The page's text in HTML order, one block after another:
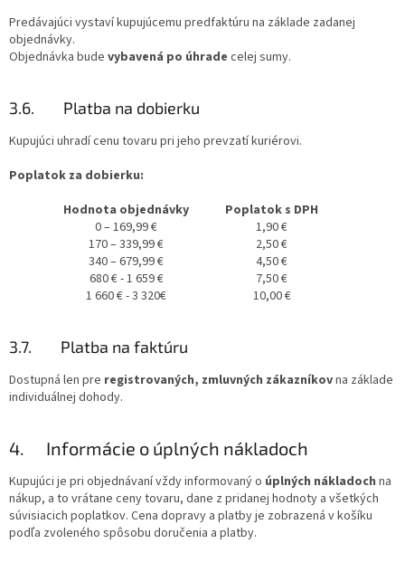
Predávajúci vystaví kupujúcemu predfaktúru na základe zadanej
objednávky.
Objednávka bude vybavená po úhrade celej sumy.
3.6. Platba na dobierku
Kupujúci uhradí cenu tovaru pri jeho prevzatí kuriérovi.
Poplatok za dobierku:
Hodnota objednávky
Poplatok s DPH
0 – 169,99 €
1,90 €
170 – 339,99 €
2,50 €
340 – 679,99 €
4,50 €
680 € - 1 659 €
7,50 €
1 660 € - 3 320€
10,00 €
3.7. Platba na faktúru
Dostupná len pre registrovaných, zmluvných zákazníkovna základe
individuálnej dohody.
4. Informácie o úplných nákladoch
Kupujúci je pri objednávaní vždy informovaný o úplných nákladoch na
nákup, a to vrátane ceny tovaru, dane z pridanej hodnoty a všetkých
súvisiacich poplatkov. Cena dopravy a platby je zobrazená v košíku
podľa zvoleného spôsobu doručenia a platby.